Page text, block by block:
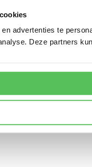
advertenties te
Deze partners